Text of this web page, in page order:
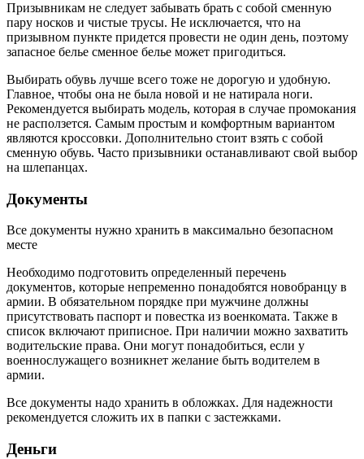
Призывникам не следует забывать брать с собой сменную
пару носков и чистые трусы. Не исключается, что на
призывном пункте придется провести не один день, поэтому
запасное белье сменное белье может пригодиться.
Выбирать обувь лучше всего тоже не дорогую и удобную.
Главное, чтобы она не была новой и не натирала ноги.
Рекомендуется выбирать модель, которая в случае промокания
не расползется. Самым простым и комфортным вариантом
являются кроссовки. Дополнительно стоит взять с собой
сменную обувь. Часто призывники останавливают свой выбор
на шлепанцах.
Документы
Все документы нужно хранить в максимально безопасном
месте
Необходимо подготовить определенный перечень
документов, которые непременно понадобятся новобранцу в
армии. В обязательном порядке при мужчине должны
присутствовать паспорт и повестка из военкомата. Также в
список включают приписное. При наличии можно захватить
водительские права. Они могут понадобиться, если у
военнослужащего возникнет желание быть водителем в
армии.
Все документы надо хранить в обложках. Для надежности
рекомендуется сложить их в папки с застежками.
Деньги